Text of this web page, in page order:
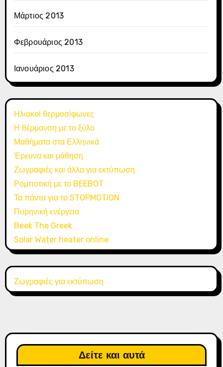
Μάρτιος 2013
Φεβρουάριος 2013
Ιανουάριος 2013
Ηλιακοί θερμοσίφωνες
Η θέρμανση με το ξύλο
Μαθήματα στα Ελληνικά
Έρευνα και μάθηση
Ζωγραφιές και άλλα για εκτύπωση
Ρομποτική με το BEEBOT
Τα πάντα για το STOPMOTION
Πυρηνική ενέργεια
Beek The Greek
Solar Water heater online
Ζωγραφιές για εκτύπωση
Δείτε και αυτά